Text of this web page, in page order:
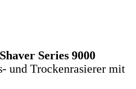
Series 9000
und Trockenrasierer mit